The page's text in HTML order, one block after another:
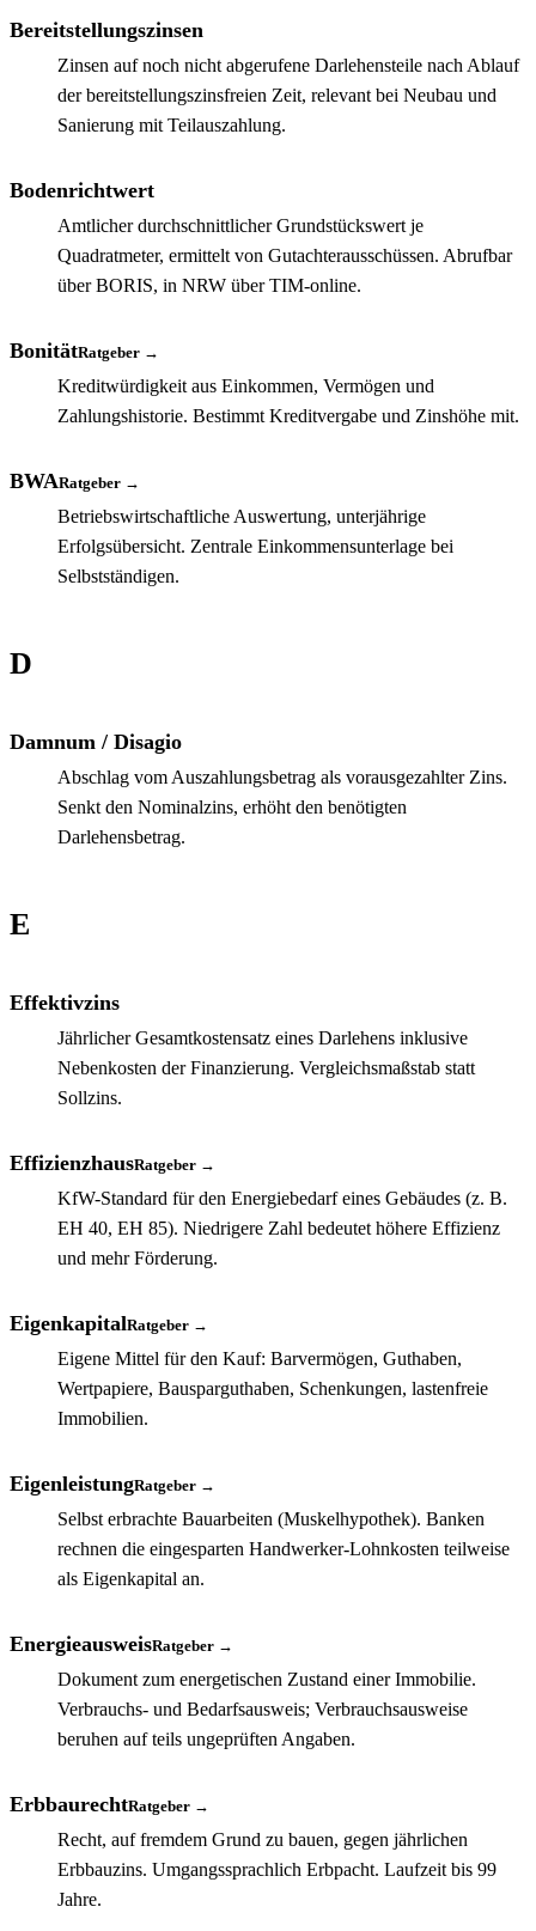
Bereitstellungszinsen
Zinsen auf noch nicht abgerufene Darlehensteile nach Ablauf
der bereitstellungszinsfreien Zeit, relevant bei Neubau und
Sanierung mit Teilauszahlung.
Bodenrichtwert
Amtlicher durchschnittlicher Grundstückswert je
Quadratmeter, ermittelt von Gutachterausschüssen. Abrufbar
über BORIS, in NRW über TIM-online.
BonitätRatgeber →
Kreditwürdigkeit aus Einkommen, Vermögen und
Zahlungshistorie. Bestimmt Kreditvergabe und Zinshöhe mit.
BWARatgeber →
Betriebswirtschaftliche Auswertung, unterjährige
Erfolgsübersicht. Zentrale Einkommensunterlage bei
Selbstständigen.
D
Damnum / Disagio
Abschlag vom Auszahlungsbetrag als vorausgezahlter Zins.
Senkt den Nominalzins, erhöht den benötigten
Darlehensbetrag.
E
Effektivzins
Jährlicher Gesamtkostensatz eines Darlehens inklusive
Nebenkosten der Finanzierung. Vergleichsmaßstab statt
Sollzins.
EffizienzhausRatgeber →
KfW-Standard für den Energiebedarf eines Gebäudes (z. B.
EH 40, EH 85). Niedrigere Zahl bedeutet höhere Effizienz
und mehr Förderung.
EigenkapitalRatgeber →
Eigene Mittel für den Kauf: Barvermögen, Guthaben,
Wertpapiere, Bausparguthaben, Schenkungen, lastenfreie
Immobilien.
EigenleistungRatgeber →
Selbst erbrachte Bauarbeiten (Muskelhypothek). Banken
rechnen die eingesparten Handwerker-Lohnkosten teilweise
als Eigenkapital an.
EnergieausweisRatgeber →
Dokument zum energetischen Zustand einer Immobilie.
Verbrauchs- und Bedarfsausweis; Verbrauchsausweise
beruhen auf teils ungeprüften Angaben.
ErbbaurechtRatgeber →
Recht, auf fremdem Grund zu bauen, gegen jährlichen
Erbbauzins. Umgangssprachlich Erbpacht. Laufzeit bis 99
Jahre.